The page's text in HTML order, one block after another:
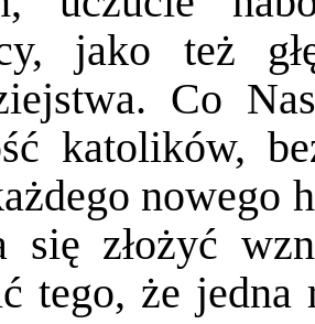
jako też
Co
katolików,
nowego
się złożyć
tego, że